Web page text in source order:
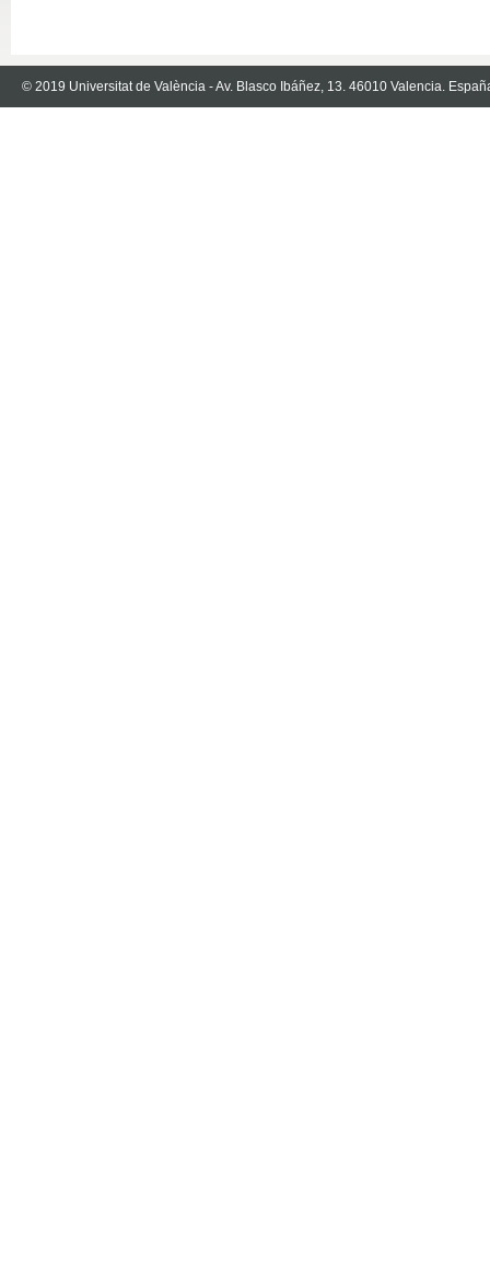
© 2019 Universitat de València - Av. Blasco Ibáñez, 13. 46010 Valencia.